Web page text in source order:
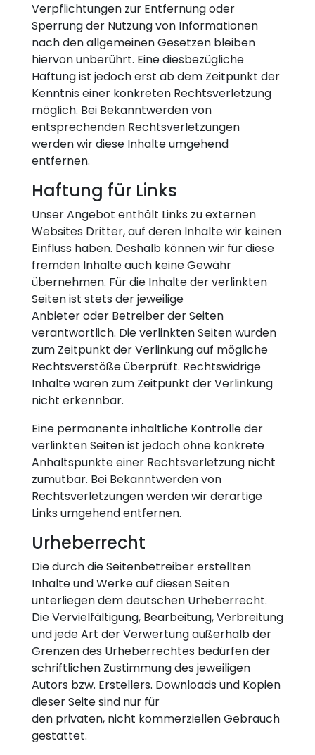
Verpflichtungen zur Entfernung oder
Sperrung der Nutzung von Informationen
nach den allgemeinen Gesetzen bleiben
hiervon unberührt. Eine diesbezügliche
Haftung ist jedoch erst ab dem Zeitpunkt der
Kenntnis einer konkreten Rechtsverletzung
möglich. Bei Bekanntwerden von
entsprechenden Rechtsverletzungen
werden wir diese Inhalte umgehend
entfernen.
Haftung für Links
Unser Angebot enthält Links zu externen
Websites Dritter, auf deren Inhalte wir keinen
Einfluss haben. Deshalb können wir für diese
fremden Inhalte auch keine Gewähr
übernehmen. Für die Inhalte der verlinkten
Seiten ist stets der jeweilige
Anbieter oder Betreiber der Seiten
verantwortlich. Die verlinkten Seiten wurden
zum Zeitpunkt der Verlinkung auf mögliche
Rechtsverstöße überprüft. Rechtswidrige
Inhalte waren zum Zeitpunkt der Verlinkung
nicht erkennbar.
Eine permanente inhaltliche Kontrolle der
verlinkten Seiten ist jedoch ohne konkrete
Anhaltspunkte einer Rechtsverletzung nicht
zumutbar. Bei Bekanntwerden von
Rechtsverletzungen werden wir derartige
Links umgehend entfernen.
Urheberrecht
Die durch die Seitenbetreiber erstellten
Inhalte und Werke auf diesen Seiten
unterliegen dem deutschen Urheberrecht.
Die Vervielfältigung, Bearbeitung, Verbreitung
und jede Art der Verwertung außerhalb der
Grenzen des Urheberrechtes bedürfen der
schriftlichen Zustimmung des jeweiligen
Autors bzw. Erstellers. Downloads und Kopien
dieser Seite sind nur für
den privaten, nicht kommerziellen Gebrauch
gestattet.